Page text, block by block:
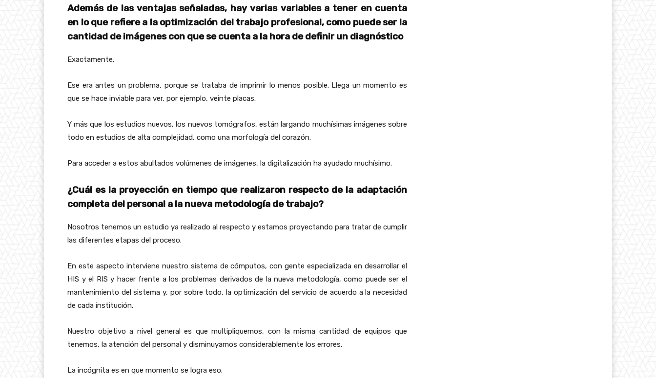
Además de las ventajas señaladas, hay varias variables a tener en cuenta
en lo que refiere a la optimización del trabajo profesional, como puede ser la
cantidad de imágenes con que se cuenta a la hora de definir un diagnóstico
Exactamente.
Ese era antes un problema, porque se trataba de imprimir lo menos posible. Llega un momento es
que se hace inviable para ver, por ejemplo, veinte placas.
Y más que los estudios nuevos, los nuevos tomógrafos, están largando muchísimas imágenes sobre
todo en estudios de alta complejidad, como una morfología del corazón.
Para acceder a estos abultados volúmenes de imágenes, la digitalización ha ayudado muchísimo.
¿Cuál es la proyección en tiempo que realizaron respecto de la adaptación
completa del personal a la nueva metodología de trabajo?
Nosotros tenemos un estudio ya realizado al respecto y estamos proyectando para tratar de cumplir
las diferentes etapas del proceso.
En este aspecto interviene nuestro sistema de cómputos, con gente especializada en desarrollar el
HIS y el RIS y hacer frente a los problemas derivados de la nueva metodología, como puede ser el
mantenimiento del sistema y, por sobre todo, la optimización del servicio de acuerdo a la necesidad
de cada institución.
Nuestro objetivo a nivel general es que multipliquemos, con la misma cantidad de equipos que
tenemos, la atención del personal y disminuyamos considerablemente los errores.
La incógnita es en que momento se logra eso.